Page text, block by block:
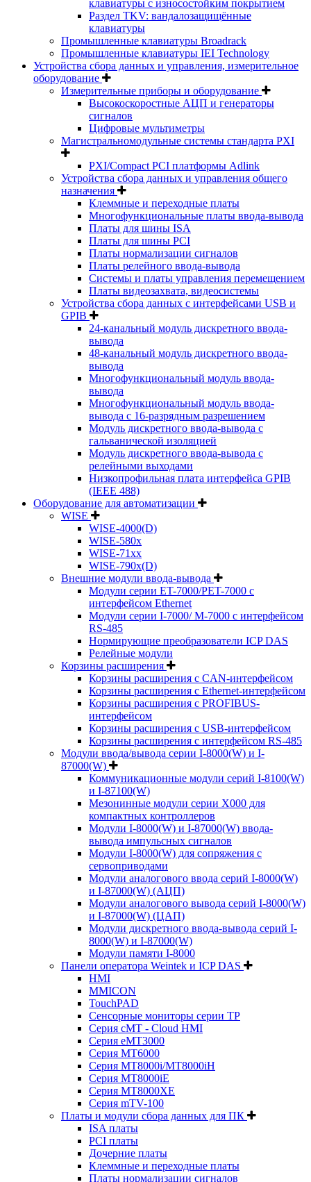
клавиатуры с износостойким покрытием
Раздел TKV: вандалозащищённые
клавиатуры
Промышленные клавиатуры Broadrack
Промышленные клавиатуры IEI Technology
Устройства сбора данных и управления, измерительное
оборудование
Измерительные приборы и оборудование
Высокоскоростные АЦП и генераторы
сигналов
Цифровые мультиметры
Магистральномодульные системы стандарта PXI
PXI/Compact PCI платформы Adlink
Устройства сбора данных и управления общего
назначения
Клеммные и переходные платы
Многофункциональные платы ввода-вывода
Платы для шины ISA
Платы для шины PCI
Платы нормализации сигналов
Платы релейного ввода-вывода
Системы и платы управления перемещением
Платы видеозахвата, видеосистемы
Устройства сбора данных с интерфейсами USB и
GPIB
24-канальный модуль дискретного ввода-
вывода
48-канальный модуль дискретного ввода-
вывода
Многофункциональный модуль ввода-
вывода
Многофункциональный модуль ввода-
вывода c 16-разрядным разрешением
Модуль дискретного ввода-вывода с
гальванической изоляцией
Модуль дискретного ввода-вывода с
релейными выходами
Низкопрофильная плата интерфейса GPIB
(IEEE 488)
Оборудование для автоматизации
WISE
WISE-4000(D)
WISE-580x
WISE-71xx
WISE-790x(D)
Внешние модули ввода-вывода
Модули серии ET-7000/PET-7000 с
интерфейсом Ethernet
Модули серии I-7000/ M-7000 с интерфейсом
RS-485
Нормирующие преобразователи ICP DAS
Релейные модули
Корзины расширения
Корзины расширения с CAN-интерфейсом
Корзины расширения с Ethernet-интерфейсом
Корзины расширения с PROFIBUS-
интерфейсом
Корзины расширения с USB-интерфейсом
Корзины расширения с интерфейсом RS-485
Модули ввода/вывода серии I-8000(W) и I-
87000(W)
Коммуникационные модули серий I-8100(W)
и I-87100(W)
Мезонинные модули серии X000 для
компактных контроллеров
Модули I-8000(W) и I-87000(W) ввода-
вывода импульсных сигналов
Модули I-8000(W) для сопряжения с
сервоприводами
Модули аналогового ввода серий I-8000(W)
и I-87000(W) (АЦП)
Модули аналогового вывода серий I-8000(W)
и I-87000(W) (ЦАП)
Модули дискретного ввода-вывода серий I-
8000(W) и I-87000(W)
Модули памяти I-8000
Панели оператора Weintek и ICP DAS
HMI
MMICON
TouchPAD
Сенсорные мониторы серии TP
Серия cMT - Cloud HMI
Серия eMT3000
Серия MT6000
Серия MT8000i/MT8000iH
Серия MT8000iE
Серия MT8000XE
Серия mTV-100
Платы и модули сбора данных для ПК
ISA платы
PCI платы
Дочерние платы
Клеммные и переходные платы
Платы нормализации сигналов